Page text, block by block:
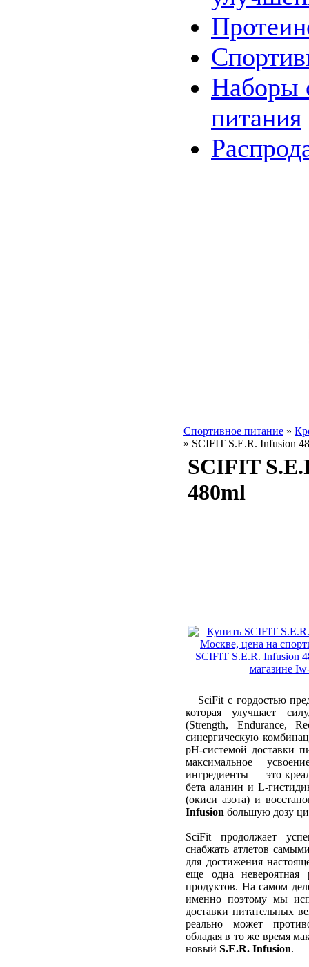
Наборы
питания
Спортивное питание »
» SCIFIT S.E.R. Infusion
SCIFIT
480ml
SciFit с гордостью
которая улучшает
(Strength, Endurance,
синергическую
pH-системой доставки
максимальное
ингредиенты — это
бета аланин и L-
(окиси азота) и
Infusion большую дозу
SciFit продолжает
снабжать атлетов
для достижения
еще одна невероятная
продуктов. На самом
именно поэтому мы
доставки питательных
реально может
обладая в то же время
новый S.E.R. Infusion.